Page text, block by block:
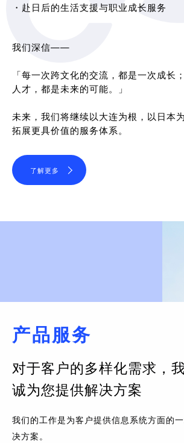
・赴日后的生活支援与职业成长服务
我们深信——
「每一次跨文化的交流，都是一次成长
人才，都是未来的可能。」
未来，我们将继续以大连为根，以日本
拓展更具价值的服务体系。
了解更多
产品服务
对于客户的多样化需求，
诚为您提供解决方案
我们的工作是为客户提供信息系统方面的
决方案。